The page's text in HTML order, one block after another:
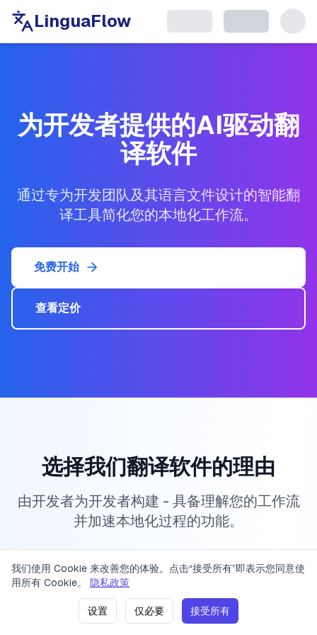
LinguaFlow
为开发者提供的AI驱动翻
译软件
通过专为开发团队及其语言文件设计的智能翻
译工具简化您的本地化工作流。
免费开始
查看定价
选择我们翻译软件的理由
由开发者为开发者构建 - 具备理解您的工作流
并加速本地化过程的功能。
定价隐私政策
2023 LinguaFlow. 保留所有权利。版本：v0.1.17 21. 06. 2026 21:58
我们使用 Cookie 来改善您的体验。点击“接受所有”即表示您同意使
用所有 Cookie。
隐私政策
设置 仅必要 接受所有